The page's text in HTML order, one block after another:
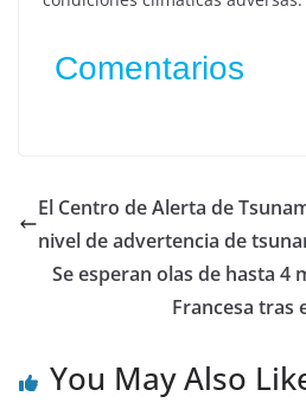
Comentarios
El Centro de Alerta de
nivel de advertencia de
Se esperan olas de hasta 4
Francesa tras
You May Also